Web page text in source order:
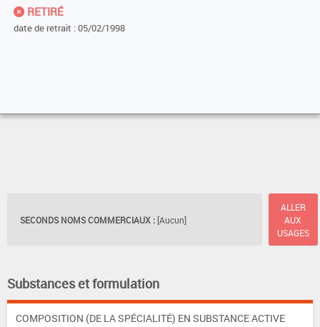
RETIRÉ
date de retrait : 05/02/1998
SECONDS NOMS COMMERCIAUX : [Aucun]
ALLER
AUX
USAGES
Substances et formulation
COMPOSITION (DE LA SPÉCIALITÉ) EN SUBSTANCE ACTIVE